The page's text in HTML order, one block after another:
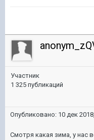
Участник
1 325 публикаций
Опубликовано: 10 дек
Смотря какая зима, у нас